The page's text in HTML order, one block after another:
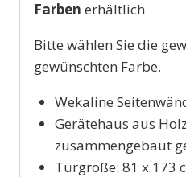
Farben erhältlich
Bitte wählen Sie die
gewünschten Farbe.
Wekaline
Gerätehaus aus
zusammengebaut
Türgröße: 81 x 173